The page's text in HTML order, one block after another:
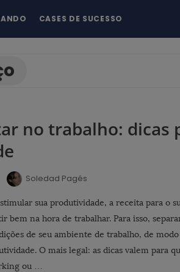
CASES DE SUCESSO
no trabalho: dicas
Soledad Pagés
sua produtividade, a receita para o
bem na hora de trabalhar. Para isso,
de seu ambiente de trabalho, de
O mais legal: as dicas valem para
ou …